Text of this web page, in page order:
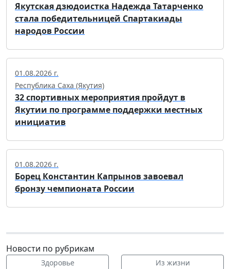
Якутская дзюдоистка Надежда Татарченко
стала победительницей Спартакиады
народов России
01.08.2026 г.
Республика Саха (Якутия)
32 спортивных мероприятия пройдут в
Якутии по программе поддержки местных
инициатив
01.08.2026 г.
Борец Константин Капрынов завоевал
бронзу чемпионата России
Новости по рубрикам
Здоровье Из жизни